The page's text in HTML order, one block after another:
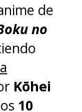
esta
Y
aún
de
no
Kōhei
10